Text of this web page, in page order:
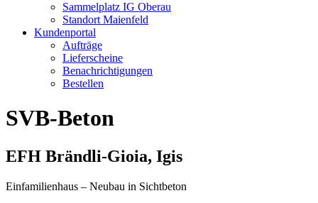
Sammelplatz IG Oberau
Standort Maienfeld
Kundenportal
Aufträge
Lieferscheine
Benachrichtigungen
Bestellen
SVB-Beton
EFH Brändli-Gioia, Igis
Einfamilienhaus – Neubau in Sichtbeton